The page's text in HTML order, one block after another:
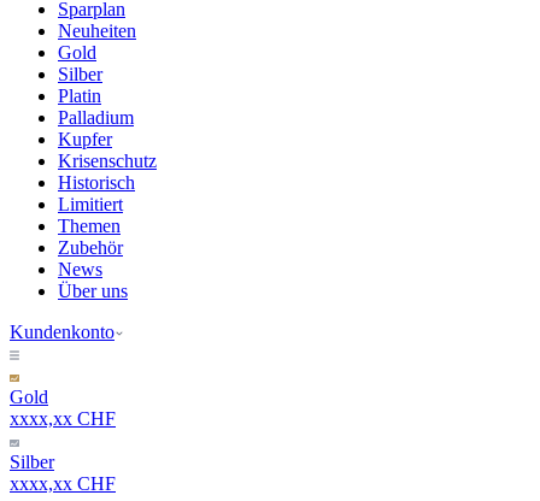
Sparplan
Neuheiten
Gold
Silber
Platin
Palladium
Kupfer
Krisenschutz
Historisch
Limitiert
Themen
Zubehör
News
Über uns
Kundenkonto
Gold
xxxx,xx CHF
Silber
xxxx,xx CHF